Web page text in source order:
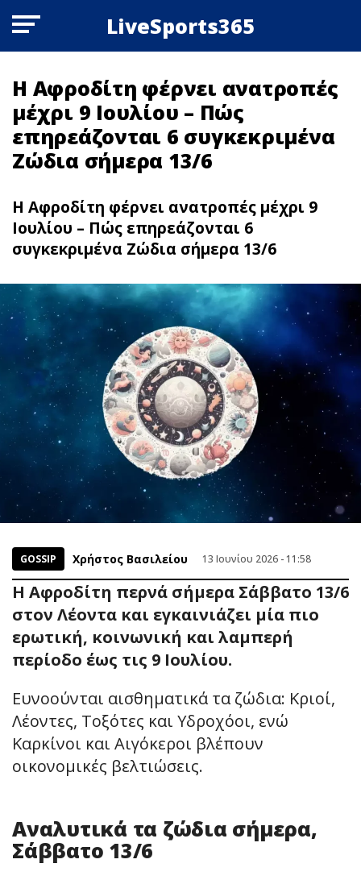
LiveSports365
Η Αφροδίτη φέρνει ανατροπές
μέχρι 9 Ιουλίου – Πώς
επηρεάζονται 6 συγκεκριμένα
Zώδια σήμερα 13/6
Η Αφροδίτη φέρνει ανατροπές μέχρι 9
Ιουλίου – Πώς επηρεάζονται 6
συγκεκριμένα Zώδια σήμερα 13/6
GOSSIP Χρήστος Βασιλείου 13 Ιουνίου 2026 - 11:58
Η Αφροδίτη περνά σήμερα Σάββατο 13/6
στον Λέοντα και εγκαινιάζει μία πιο
ερωτική, κοινωνική και λαμπερή
περίοδο έως τις 9 Ιουλίου.
Ευνοούνται αισθηματικά τα ζώδια: Κριοί,
Λέοντες, Τοξότες και Υδροχόοι, ενώ
Καρκίνοι και Αιγόκεροι βλέπουν
οικονομικές βελτιώσεις.
Αναλυτικά τα ζώδια σήμερα,
Σάββατο 13/6